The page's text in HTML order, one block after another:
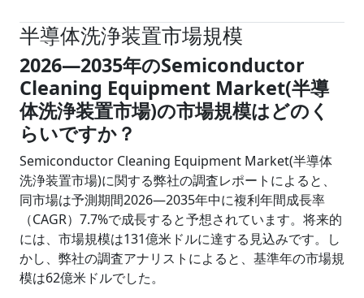
半導体洗浄装置市場規模
2026―2035年のSemiconductor
Cleaning Equipment Market(半導
体洗浄装置市場)の市場規模はどのく
らいですか？
Semiconductor Cleaning Equipment Market(半導体
洗浄装置市場)に関する弊社の調査レポートによると、
同市場は予測期間2026―2035年中に複利年間成長率
（CAGR）7.7%で成長すると予想されています。将来的
には、市場規模は131億米ドルに達する見込みです。し
かし、弊社の調査アナリストによると、基準年の市場規
模は62億米ドルでした。